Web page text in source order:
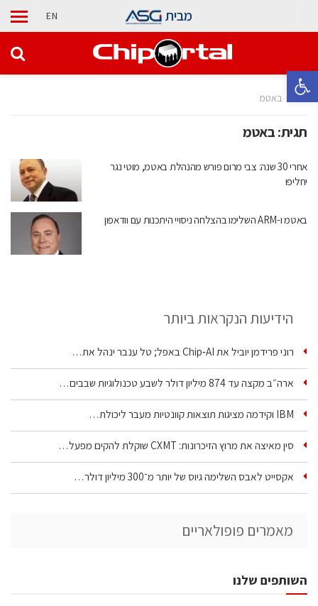
פתח סרגל נגישות
מבית EN
בית באטמ
תגית:באטמ
אחרי 30 שנה: צבי מרום פורש מהנהלת באטמ, מוטי נגר
יחליפו
באטמ ו-ARM השלימו בהצלחה ניסויי היתכנות עם וודאפון
הידיעות הנקראות ביותר
רוני פרידמן יוביל את Chip‑AI באפל; טל ענבר ינהל את…
ארה״ב מקצה עד 874 מיליון דולר לשבע טכנולוגיות שבבים…
IBM וקידמה מציגות תוצאות קוונטיות מעבר ליכולת…
סין מאיצה את מרוץ הזיכרונות: CXMT שוקלת להקים מפעל…
אקסייט לאבס השלימה גיוס של יותר מ־300 מיליון דולר…
מאמרים פופולאריים
השותפים שלנו